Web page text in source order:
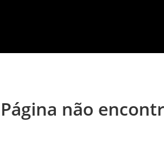
Página não